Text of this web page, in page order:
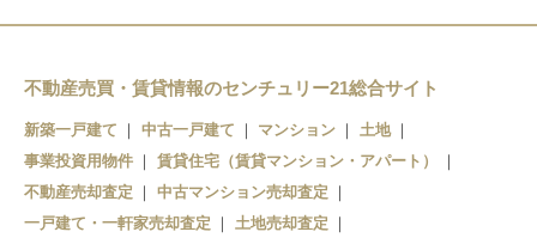
長原
不動産売買・賃貸情報のセンチュリー21総合サイト
新築一戸建て 中古一戸建て マンション
土地
事業投資用物件
賃貸住宅（賃貸マンション・アパート）
不動産売却査定
中古マンション売却査定
一戸建て・一軒家売却査定
土地売却査定